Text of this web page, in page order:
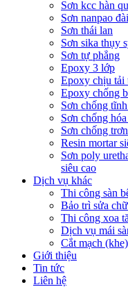
Sơn kcc hàn
Sơn nanpao
Sơn thái lan
Sơn sika thụy
Sơn tự phẳng
Epoxy 3 lớp
Epoxy chịu tải
Epoxy chống
Sơn chống
Sơn chống
Sơn chống
Resin mortar
Sơn poly
siêu cao
Dịch vụ khác
Thi công sàn
Bảo trì sửa
Thi công xoa
Dịch vụ mái
Cắt mạch
Giới thiệu
Tin tức
Liên hệ